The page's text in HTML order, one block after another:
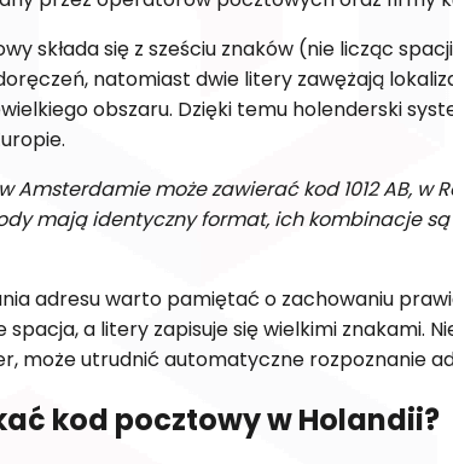
składa się z sześciu znaków (nie licząc
natomiast dwie litery zawężają
obszaru. Dzięki temu holenderski
Amsterdamie może zawierać kod 1012 AB, w
mają identyczny format, ich kombinacje
adresu warto pamiętać o zachowaniu
spacja, a litery zapisuje się wielkimi znakami.
może utrudnić automatyczne rozpoznanie
kod pocztowy w Holandii?